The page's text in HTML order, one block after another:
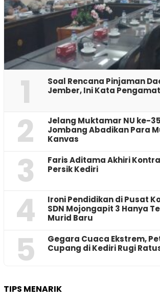
1
‎Soal Rencana Pinjaman
Jember, Ini Kata
2
Jelang Muktamar NU ke-
Jombang Abadikan Para
Kanvas
3
Faris Aditama Akhiri
Persik Kediri
4
Ironi Pendidikan di Pusat
SDN Mojongapit 3 Hanya
Murid Baru
5
‎Gegara Cuaca Ekstrem,
Cupang di Kediri Rugi
TIPS MENARIK